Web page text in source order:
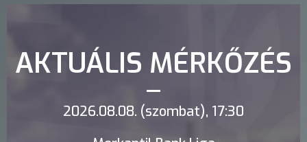
AKTUÁLIS MÉRKŐZÉS
2026.08.08. (szombat), 17:30